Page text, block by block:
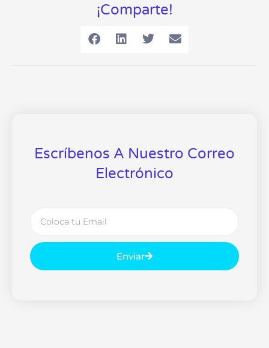
¡Comparte!
Escríbenos A Nuestro Correo
Electrónico
Enviar